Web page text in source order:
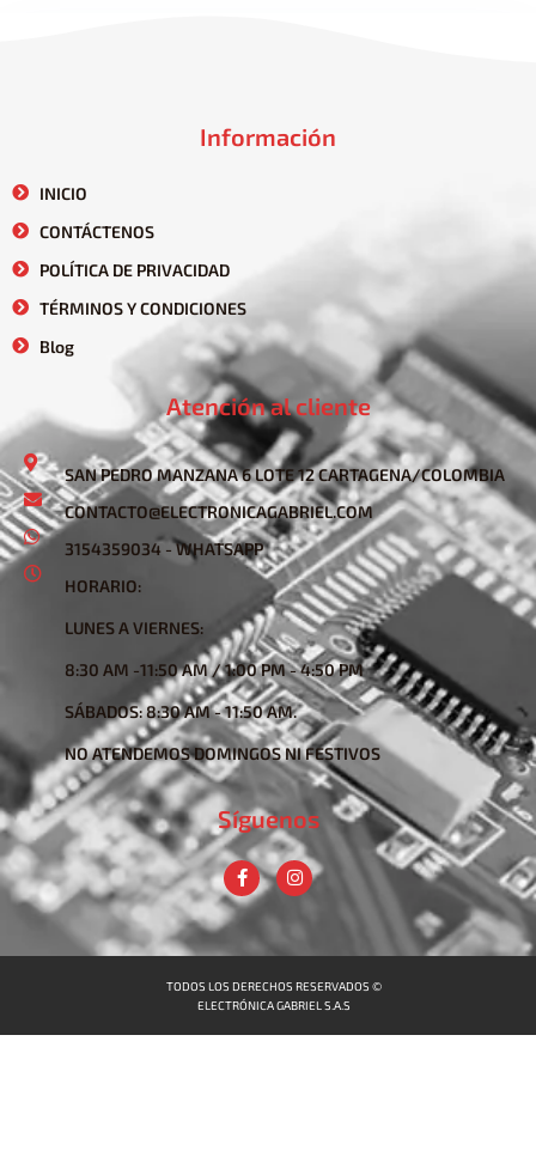
Información
INICIO
CONTÁCTENOS
POLÍTICA DE PRIVACIDAD
TÉRMINOS Y CONDICIONES
Blog
Atención al cliente
SAN PEDRO MANZANA 6 LOTE 12 CARTAGENA/COLOMBIA
CONTACTO@ELECTRONICAGABRIEL.COM
3154359034 - WHATSAPP
HORARIO:
LUNES A VIERNES:
8:30 AM -11:50 AM / 1:00 PM - 4:50 PM
SÁBADOS: 8:30 AM - 11:50 AM.
NO ATENDEMOS DOMINGOS NI FESTIVOS
Síguenos
TODOS LOS DERECHOS RESERVADOS ©
ELECTRÓNICA GABRIEL S.A.S